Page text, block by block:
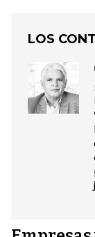
LOS